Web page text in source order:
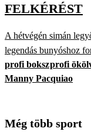
FELKÉRÉST
A hétvégén simán
legendás bunyóshoz
profi bokszprofi
Manny Pacquiao
Még több sport